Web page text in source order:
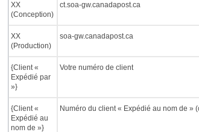
XX
(Conception)
ct.soa-gw.canadapost.ca
XX
(Production)
soa-gw.canadapost.ca
{Client «
Expédié par
»}
Votre numéro de client
{Client «
Expédié au
nom de »}
Numéro du client « Expédié au nom de »